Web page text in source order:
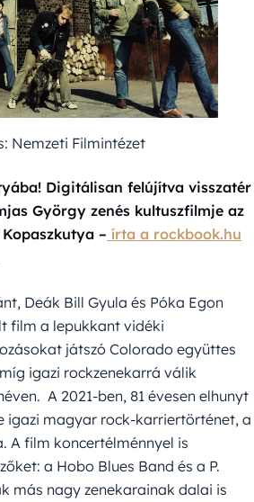
Nemzeti Filmintézet
Digitálisan felújítva visszatér
György zenés kultuszfilmje az
– írta a rockbook.hu
Deák Bill Gyula és Póka Egon
film a lepukkant vidéki
játszó Colorado együttes
igazi rockzenekarrá válik
A 2021-ben, 81 évesen elhunyt
igazi magyar rock-karriertörténet, a
A film koncertélménnyel is
a Hobo Blues Band és a P.
más nagy zenekarainak dalai is